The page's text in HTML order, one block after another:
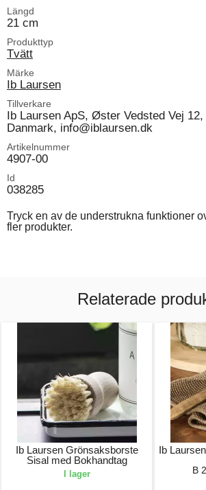
Längd
21 cm
Produkttyp
Tvätt
Märke
Ib Laursen
Tillverkare
Ib Laursen ApS, Øster Vedsted Vej
Danmark, info@iblaursen.dk
Artikelnummer
4907-00
Id
038285
Tryck en av de understrukna funktioner
fler produkter.
Relaterade
Ib Laursen Grönsaksborste
Sisal med Bokhandtag
I lager
Ib
B